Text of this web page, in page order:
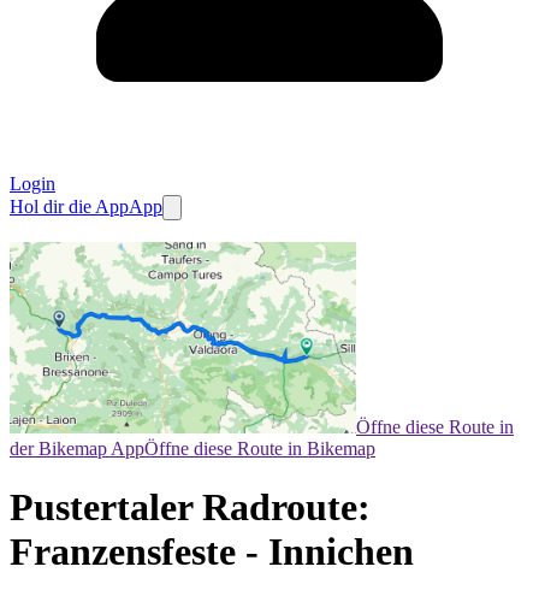
Login
Hol dir die AppApp
Öffne diese Route in
der Bikemap AppÖffne diese Route in Bikemap
Pustertaler Radroute:
Franzensfeste - Innichen